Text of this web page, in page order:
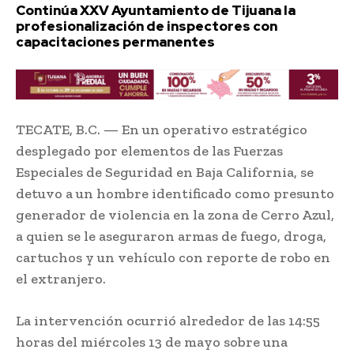
Continúa XXV Ayuntamiento de Tijuana la
profesionalización de inspectores con
capacitaciones permanentes
TECATE, B.C. — En un operativo estratégico
desplegado por elementos de las Fuerzas
Especiales de Seguridad en Baja California, se
detuvo a un hombre identificado como presunto
generador de violencia en la zona de Cerro Azul,
a quien se le aseguraron armas de fuego, droga,
cartuchos y un vehículo con reporte de robo en
el extranjero.
La intervención ocurrió alrededor de las 14:55
horas del miércoles 13 de mayo sobre una